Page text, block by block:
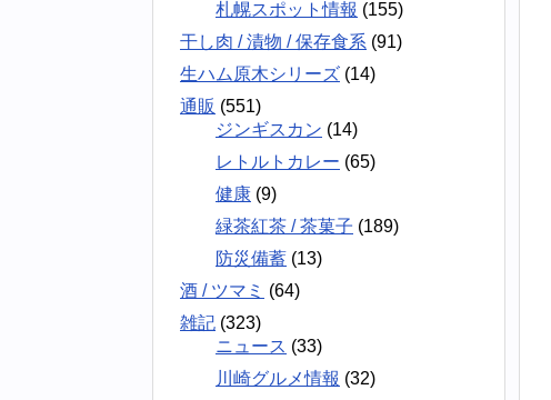
札幌スポット情報 (155)
干し肉 / 漬物 / 保存食系 (91)
生ハム原木シリーズ (14)
通販 (551)
ジンギスカン (14)
レトルトカレー (65)
健康 (9)
緑茶紅茶 / 茶菓子 (189)
防災備蓄 (13)
酒 / ツマミ (64)
雑記 (323)
ニュース (33)
川崎グルメ情報 (32)